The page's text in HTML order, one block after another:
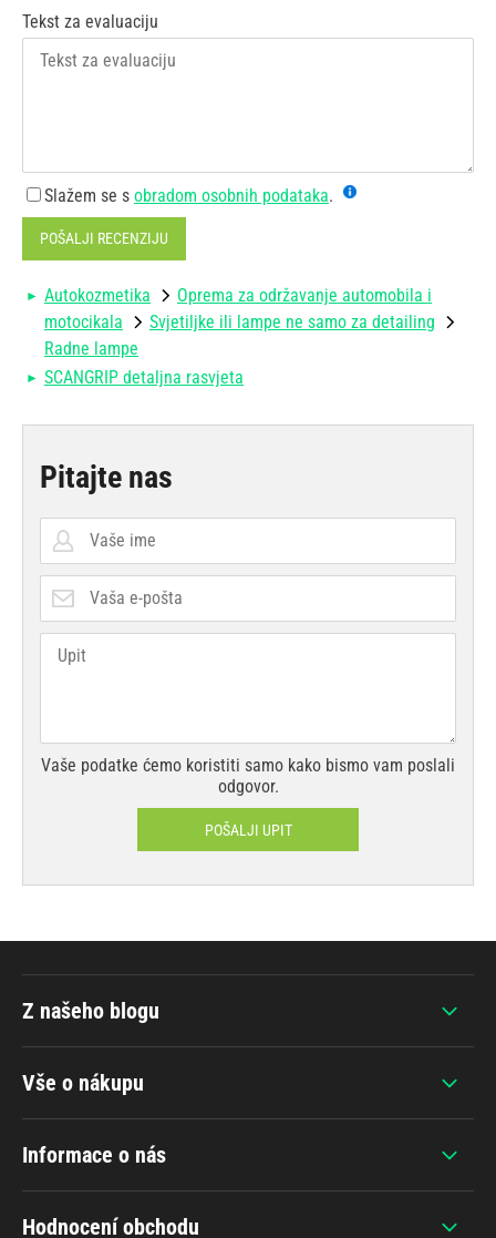
Tekst za evaluaciju
Slažem se s obradom osobnih podataka.
POŠALJI RECENZIJU
Autokozmetika
Oprema za održavanje automobila i
motocikala
Svjetiljke ili lampe ne samo za detailing
Radne lampe
SCANGRIP detaljna rasvjeta
Pitajte nas
Vaše podatke ćemo koristiti samo kako bismo vam poslali
odgovor.
POŠALJI UPIT
Vše o nákupu
Informace o nás
Hodnocení obchodu
Z našeho blogu